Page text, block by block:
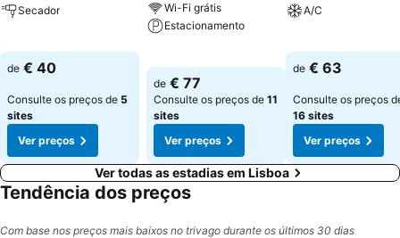
Secador
de € 40
Consulte os preços de 5
sites
Ver preços
Wi-Fi grátis
Estacionamento
de € 77
Consulte os preços de 11
sites
Ver preços
A/C
de € 63
Consulte os preços
16 sites
Ver preços
Ver todas as estadias em Lisboa
Tendência dos preços
Com base nos preços mais baixos no trivago durante os últimos 30 dias